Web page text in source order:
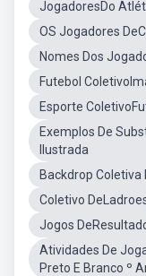
JogadoresDo
OS Jogadores
Nomes Dos
Futebol
Esporte
Exemplos De
Ilustrada
Backdrop Coletiva
Coletivo
Jogos
Atividades De
Preto E Branco º